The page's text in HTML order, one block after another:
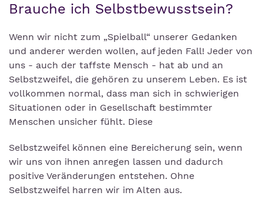
Brauche ich Selbstbewusstsein?
Wenn wir nicht zum „Spielball“ unserer Gedanken
und anderer werden wollen, auf jeden Fall! Jeder von
uns - auch der taffste Mensch - hat ab und an
Selbstzweifel, die gehören zu unserem Leben. Es ist
vollkommen normal, dass man sich in schwierigen
Situationen oder in Gesellschaft bestimmter
Menschen unsicher fühlt. Diese
Selbstzweifel können eine Bereicherung sein, wenn
wir uns von ihnen anregen lassen und dadurch
positive Veränderungen entstehen. Ohne
Selbstzweifel harren wir im Alten aus.